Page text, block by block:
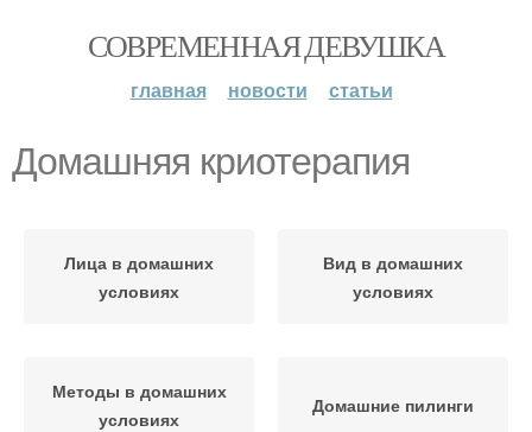
СОВРЕМЕННАЯ ДЕВУШКА
главная новости статьи
Домашняя криотерапия
Лица в домашних
условиях
Вид в домашних
условиях
Методы в домашних
условиях
Домашние пилинги